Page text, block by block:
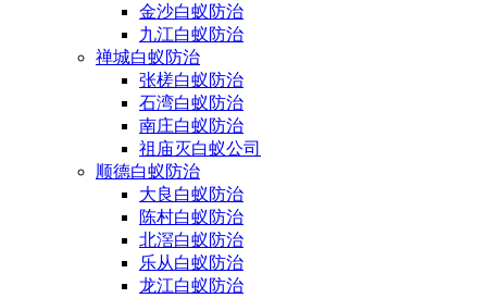
金沙白蚁防治
九江白蚁防治
禅城白蚁防治
张槎白蚁防治
石湾白蚁防治
南庄白蚁防治
祖庙灭白蚁公司
顺德白蚁防治
大良白蚁防治
陈村白蚁防治
北滘白蚁防治
乐从白蚁防治
龙江白蚁防治